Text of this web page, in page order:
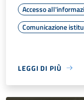
Accesso
Comunicazione
LEGGI DI PIÙ